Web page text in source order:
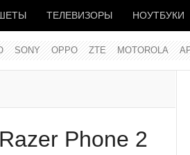
ТЕЛЕВИЗОРЫ НОУТБУКИ
SONY OPPO ZTE MOTOROLA
Phone 2